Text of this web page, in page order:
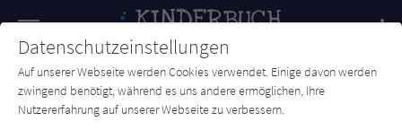
SUCHE Forum Charts Newsletter
Datenschutzeinstellungen
Auf unserer Webseite werden Cookies verwendet. Einige davon werden
zwingend benötigt, während es uns andere ermöglichen, Ihre
Nutzererfahrung auf unserer Webseite zu verbessern.